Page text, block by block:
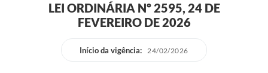
LEI ORDINÁRIA Nº 2595, 24 DE
FEVEREIRO DE 2026
Início da vigência: 24/02/2026